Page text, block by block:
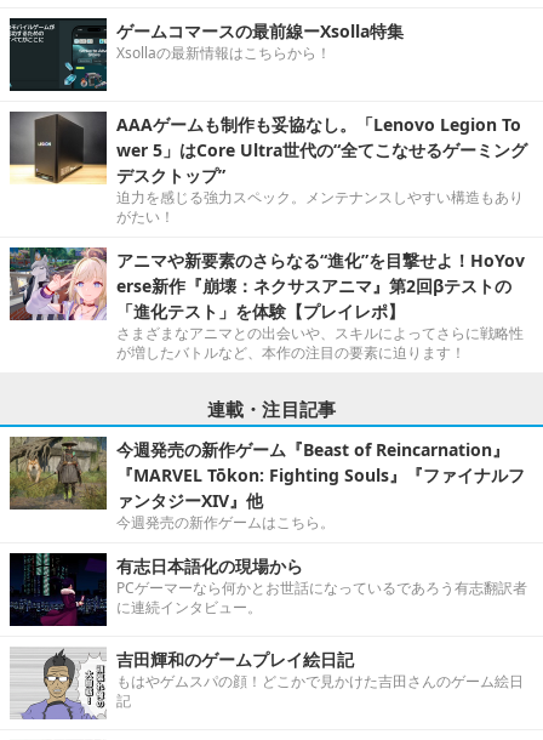
ゲームコマースの最前線ーXsolla特集
Xsollaの最新情報はこちらから！
AAAゲームも制作も妥協なし。「Lenovo Legion To
wer 5」はCore Ultra世代の“全てこなせるゲーミング
デスクトップ”
迫力を感じる強力スペック。メンテナンスしやすい構造もあり
がたい！
アニマや新要素のさらなる“進化”を目撃せよ！HoYov
erse新作『崩壊：ネクサスアニマ』第2回βテストの
「進化テスト」を体験【プレイレポ】
さまざまなアニマとの出会いや、スキルによってさらに戦略性
が増したバトルなど、本作の注目の要素に迫ります！
連載・注目記事
今週発売の新作ゲーム『Beast of Reincarnation』
『MARVEL Tōkon: Fighting Souls』『ファイナルフ
ァンタジーXIV』他
今週発売の新作ゲームはこちら。
有志日本語化の現場から
PCゲーマーなら何かとお世話になっているであろう有志翻訳者
に連続インタビュー。
吉田輝和のゲームプレイ絵日記
もはやゲムスパの顔！どこかで見かけた吉田さんのゲーム絵日
記